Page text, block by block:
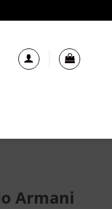
Armani